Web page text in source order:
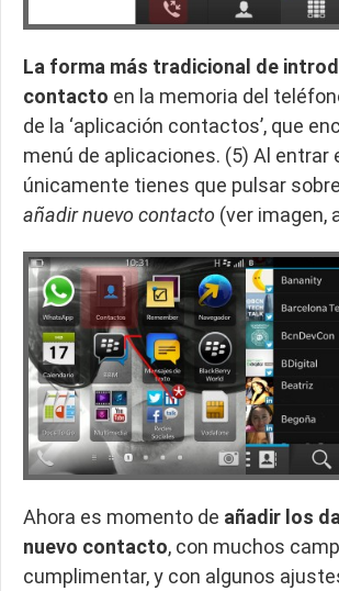
La forma más tradicional de
contacto en la memoria del
de la ‘aplicación contactos’, que
menú de aplicaciones. (5) Al
únicamente tienes que pulsar sobre
añadir nuevo contacto (ver imagen,
Ahora es momento de añadir los
nuevo contacto, con muchos
cumplimentar, y con algunos